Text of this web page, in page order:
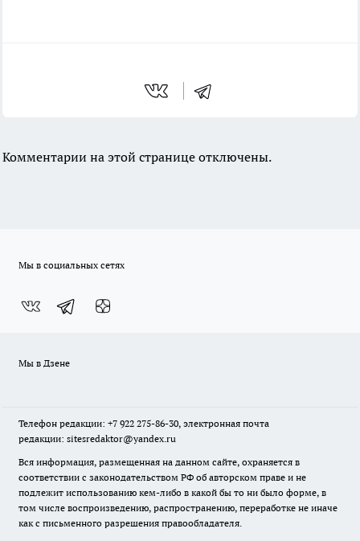
Комментарии на этой странице отключены.
Мы в социальных сетях
Мы в Дзене
Телефон редакции: +7 922 275-86-30, электронная почта
редакции: sitesredaktor@yandex.ru
Вся информация, размещенная на данном сайте, охраняется в
соответствии с законодательством РФ об авторском праве и не
подлежит использованию кем-либо в какой бы то ни было форме, в
том числе воспроизведению, распространению, переработке не иначе
как с письменного разрешения правообладателя.